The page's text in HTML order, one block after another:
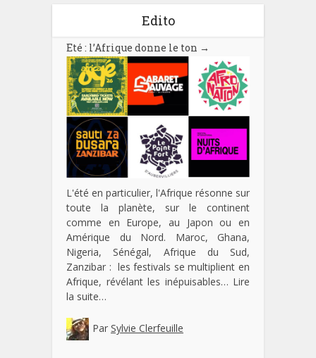
Edito
Eté : l’Afrique donne le ton →
L'été en particulier, l'Afrique résonne sur
toute la planète, sur le continent
comme en Europe, au Japon ou en
Amérique du Nord. Maroc, Ghana,
Nigeria, Sénégal, Afrique du Sud,
Zanzibar : les festivals se multiplient en
Afrique, révélant les inépuisables… Lire
la suite…
Par Sylvie Clerfeuille